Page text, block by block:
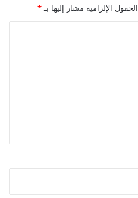
الحقول الإلزامية مشار إليها بـ*